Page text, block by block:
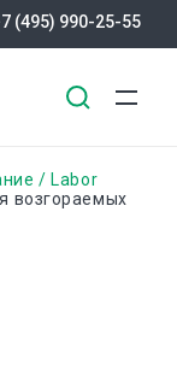
(495) 990-25-55
Labor
возгораемых